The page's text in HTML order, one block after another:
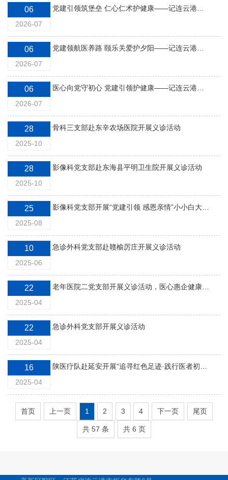
06
2026-07
党建引领筑堡垒 仁心仁术护健康——记连云港市卫生健康系统先进基层党组织胃肠外科党支部
06
2026-07
党建领航医养路 颐乐关爱护夕阳——记连云港市卫生健康系统先进基层党组织老年医院一党支部
06
2026-07
医心向党守初心 党建引领护健康——记连云港市卫生健康系统先进基层党组织儿童医院二党支部
28
2025-10
骨科三支部赴东辛农场医院开展义诊活动
28
2025-10
影像科党支部赴东海县平明卫生院开展义诊活动
25
2025-08
影像科党支部开展“党建引领 感恩亲情”小小白大褂医护体验官活动
10
2025-06
急诊外科党支部赴赣榆厉庄开展义诊活动
22
2025-04
老年医院二党支部开展义诊活动，医心惠企健康护航
22
2025-04
急诊外科党支部开展义诊活动
16
2025-04
首页 上一页 1 2 3 4 下一页 尾页
共 57 条 共 6 页